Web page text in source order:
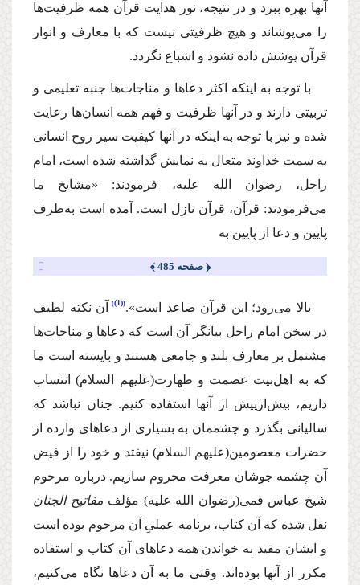
آنها بهره ببرد و در نتیجه، نور هدایت قرآن همه ظرفیت‌ها
را می‌پوشاند و هیچ ظرفیتی نیست که با معارف و انوار
قرآن پوشش داده نشود و اشباع نگردد.
با توجه به اینکه اکثر دعاها و مناجات‌ها جنبه تعلیمی و
تربیتی دارند و در آنها ظرفیت و فهم همه انسان‌ها رعایت
شده و نیز با توجه به اینکه در آنها کیفیت سیر روح انسانی
به سمت خداوند متعال به نمایش گذاشته شده است، امام
راحل، رضوان الله علیه، فرمودند: «مشایخ ما
می‌فرمودند: قرآن، قرآن نازل است. آمده است به‌طرف
پایین و دعا از پایین به
﴿ صفحه 485 ﴾
بالا می‌رود؛ این قرآن صاعد است». (1)
آن نکته لطیف
در سخن امام راحل بیانگر آن است که دعاها و مناجات‌ها
مشتمل بر معارف بلند و جامعی هستند و بایسته است ما
که به اهل‌بیت عصمت و طهارت(علیهم السلام)انتساب
داریم، بیش‌ازپیش از آنها استفاده کنیم. چنان نباشد که
سالیانی بگذرد و چشممان به بسیاری از دعاهای وارده از
حضرات معصومین(علیهم السلام) نیفتد و خود را از فیض
آن چشمه جوشان معرفت محروم سازیم. درباره مرحوم
شیخ عباس قمی(رضوان الله علیه) مؤلف مفاتیح الجنان
نقل شده که آن کتاب، برنامه عملیِ آن مرحوم بوده است
و ایشان مقید به خواندن همه دعاهای آن کتاب و استفاده
مکرر از آنها بوده‌اند. وقتی ما به آن دعاها نگاه می‌کنیم،